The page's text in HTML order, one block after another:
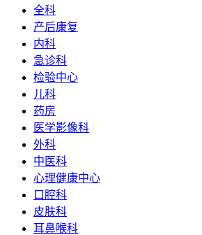
全科
产后康复
内科
急诊科
检验中心
儿科
药房
医学影像科
外科
中医科
心理健康中心
口腔科
皮肤科
耳鼻喉科